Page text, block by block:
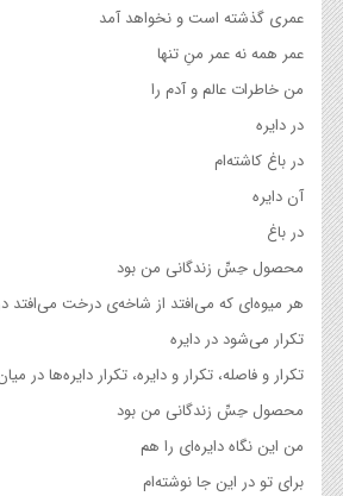
عمری گذشته است و نخواهد آمد
عمر همه نه عمر منِ تنها
من خاطرات عالم و آدم را
در دایره
در باغ کاشته‌ام
آن دایره
در باغ
محصول حِسِّ زندگانی من بود
هر میوه‌ای که می‌افتد از شاخه‌ی درخت می‌افتد
تکرار می‌شود در دایره
تکرار و فاصله، تکرار و دایره، تکرار دایره‌ها در
محصول حِسِّ زندگانی من بود
من این نگاه دایره‌ای را هم
برای تو در این جا نوشته‌ام